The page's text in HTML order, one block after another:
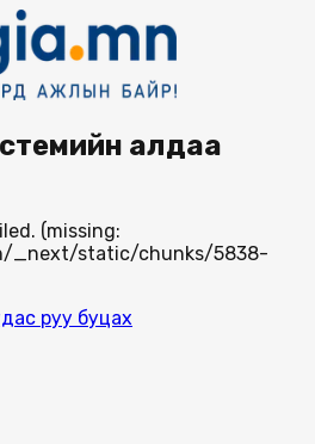
алдаа
(missing:
_next/static/chunks/5838-
руу буцах